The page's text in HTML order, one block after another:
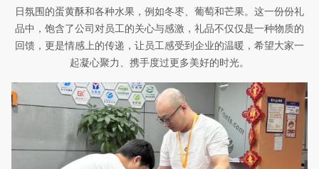
日氛围的蛋黄酥和各种水果，例如冬枣、葡萄和芒果。这一份份礼
品中，饱含了公司对员工的关心与感激，礼品不仅仅是一种物质的
回馈，更是情感上的传递，让员工感受到企业的温暖，希望大家一
起凝心聚力、携手度过更多美好的时光。